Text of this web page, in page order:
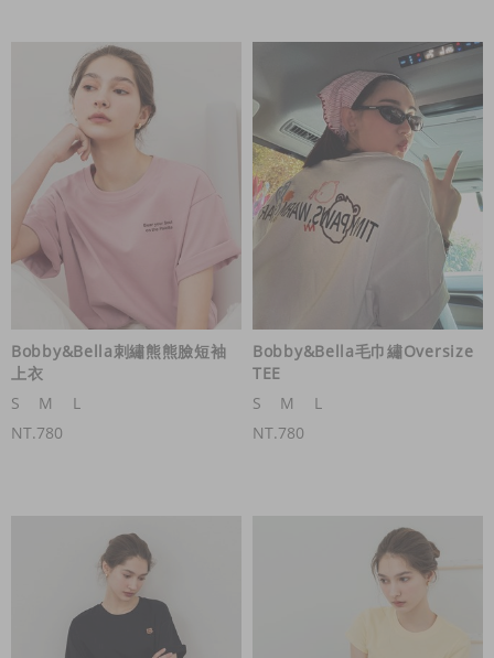
Bobby&Bella刺繡熊熊臉短袖
上衣
S
M
L
NT.780
Bobby&Bella毛巾繡Oversize
TEE
S
M
L
NT.780